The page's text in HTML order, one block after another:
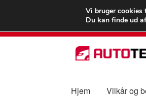
Spring
til
Spring
til
Hjem Vilkår og
Vi bruger cookies
Du kan finde ud